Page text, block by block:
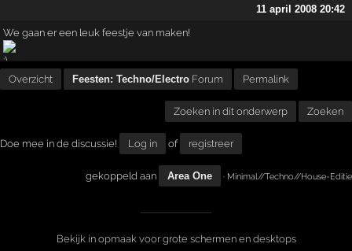
11 april 2008 20:42
We gaan er een leuk feestje van maken!
Overzicht Feesten: Techno/Electro Forum Permalink
Zoeken in dit onderwerp Zoeken
Doe mee in de discussie! Log in of registreer
gekoppeld aan Area One · Minimal//Techno//House-Editie
Bekijk in opmaak voor grote schermen en desktops